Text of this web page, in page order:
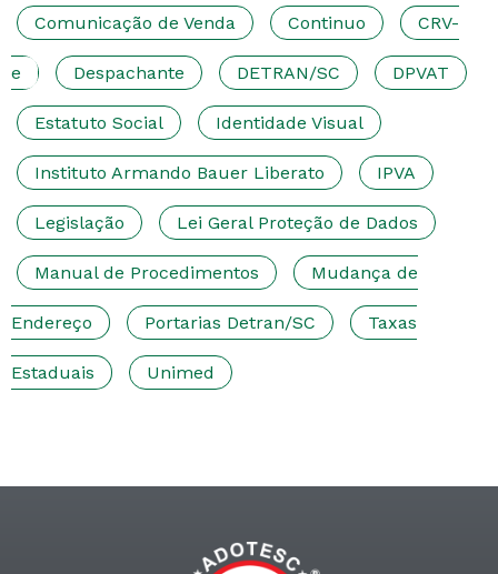
Comunicação de Venda Continuo CRV-
e Despachante DETRAN/SC DPVAT
Estatuto Social Identidade Visual
Instituto Armando Bauer Liberato IPVA
Legislação Lei Geral Proteção de Dados
Manual de Procedimentos Mudança de
Endereço Portarias Detran/SC Taxas
Estaduais Unimed